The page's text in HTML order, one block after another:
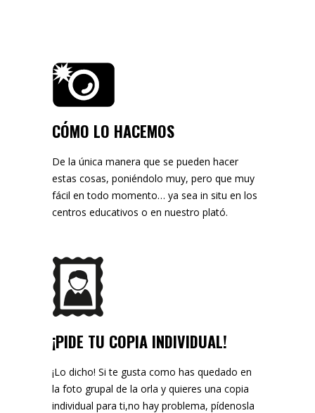
CÓMO LO HACEMOS
De la única manera que se pueden hacer
estas cosas, poniéndolo muy, pero que muy
fácil en todo momento… ya sea in situ en los
centros educativos o en nuestro plató.
¡PIDE TU COPIA INDIVIDUAL!
¡Lo dicho! Si te gusta como has quedado en
la foto grupal de la orla y quieres una copia
individual para ti,no hay problema, pídenosla